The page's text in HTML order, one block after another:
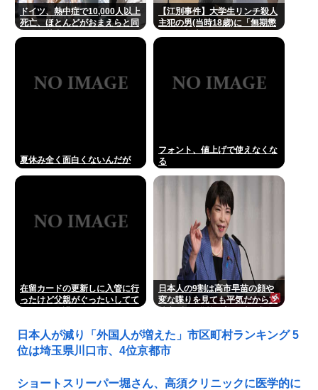
ドイツ、熱中症で10,000人以上
死亡、ほとんどがおまえらと同
【江別事件】大学生リンチ殺人
主犯の男(当時18歳)に「無期懲
夏休み全く面白くないんだが
フォント、値上げで使えなくな
る
在留カードの更新しに入管に行
ったけど父親がぐったいしてて
日本人の9割は高市早苗の顔や
変な喋りを見ても平気だから支
日本人が減り「外国人が増えた」市区町村ランキング 5
位は埼玉県川口市、4位京都市
ショートスリーパー堀さん、高須クリニックに医学的に